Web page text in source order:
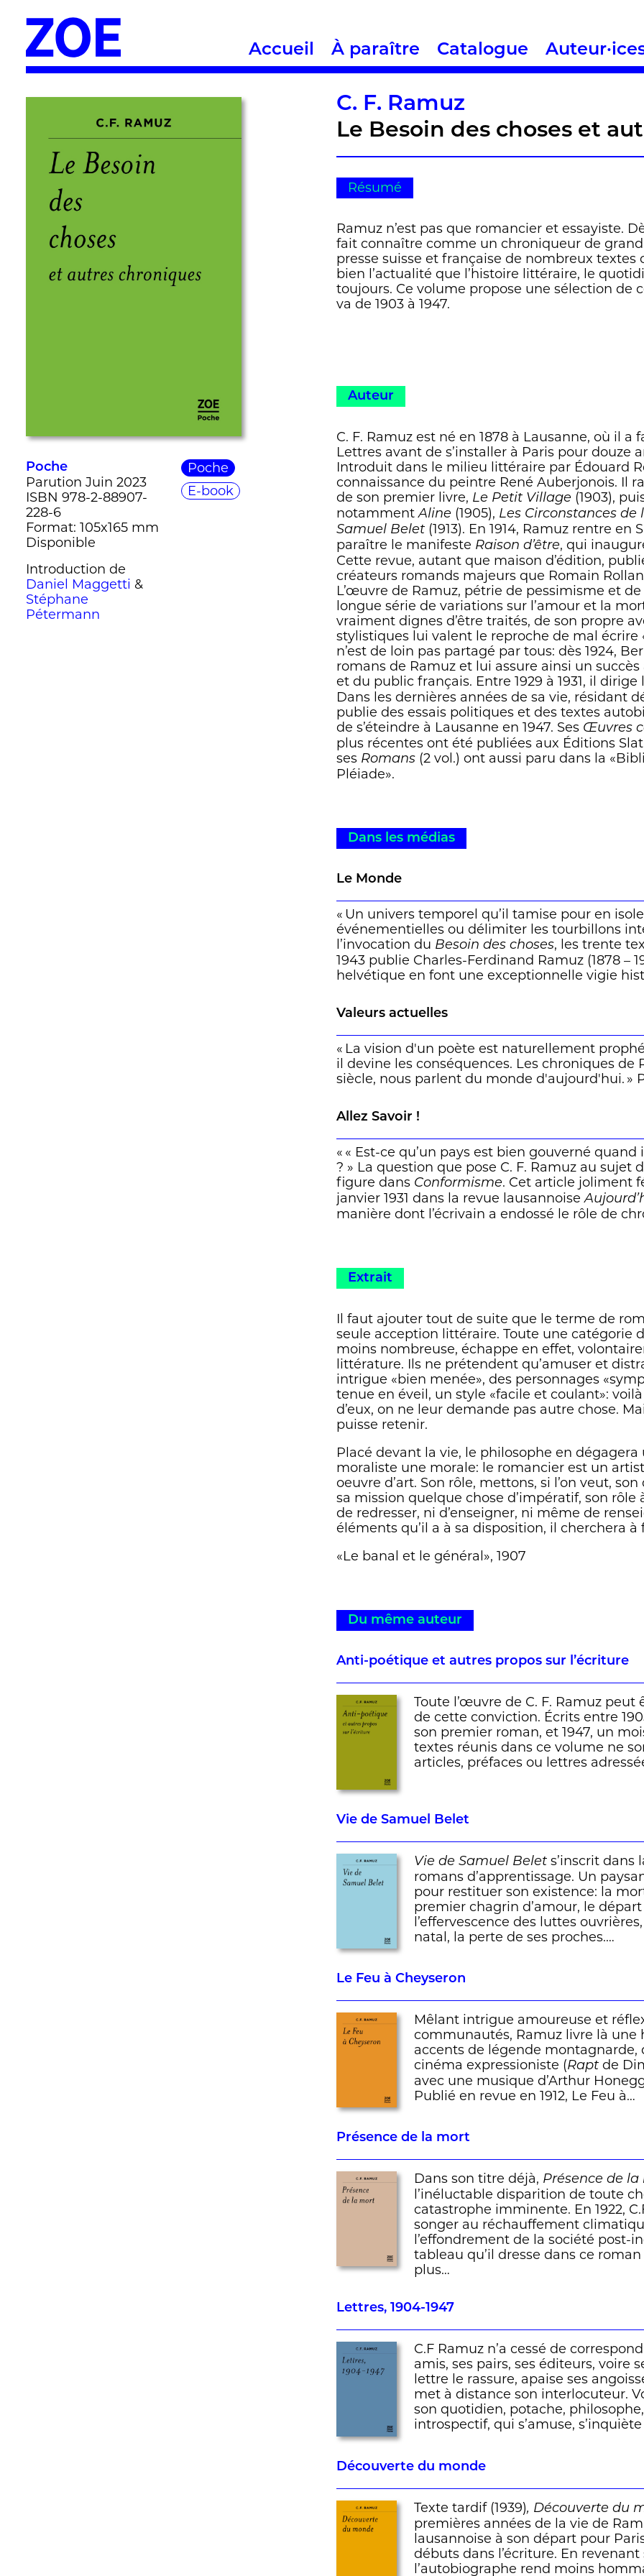
Accueil À paraître Catalogue
Poche
Parution Juin 2023
ISBN 978-2-88907-
228-6
Format: 105x165 mm
Disponible
Introduction de
Daniel Maggetti &
Stéphane
Pétermann
Poche
E-book
C. F. Ramuz
Le Besoin des choses et
Résumé
Ramuz n’est pas que romancier et essayiste.
fait connaître comme un chroniqueur de
presse suisse et française de nombreux textes
bien l’actualité que l’histoire littéraire, le
toujours. Ce volume propose une sélection de
va de 1903 à 1947.
Auteur
C. F. Ramuz est né en 1878 à Lausanne, où il a
Lettres avant de s’installer à Paris pour douze
Introduit dans le milieu littéraire par Édouard
connaissance du peintre René Auberjonois. Il
de son premier livre, Le Petit Village (1903),
notammentAline (1905), Les Circonstances de
Samuel Belet (1913). En 1914, Ramuz rentre
paraître le manifeste Raison d’être, qui
Cette revue, autant que maison d’édition,
créateurs romands majeurs que Romain
L’œuvre de Ramuz, pétrie de pessimisme et
longue série de variations sur l’amour et la
vraiment dignes d’être traités, de son propre
stylistiques lui valent le reproche de mal écrire
n’est de loin pas partagé par tous: dès 1924,
romans de Ramuz et lui assure ainsi un
et du public français. Entre 1929 à 1931, il
Dans les dernières années de sa vie, résidant
publie des essais politiques et des textes
de s’éteindre à Lausanne en 1947. Ses Œuvres
plus récentes ont été publiées aux Éditions
ses Romans (2 vol.) ont aussi paru dans la
Pléiade».
Dans les médias
Le Monde
« Un univers temporel qu’il tamise pour en
événementielles ou délimiter les tourbillons
l’invocation du Besoin des choses, les trente
1943 publie Charles-Ferdinand Ramuz (1878 –
helvétique en font une exceptionnelle vigie
Retranché dans son nid-de-pie suisse, une
encoconné dans sa neutralité, qu’il juge avec
milieu de tout, mais en même temps en
amené, par sa scrutation de l’actualité, à une
méthodique rend encore plus implacable. (…)
pathogène, une science bien incapable, à
d’assouvir son besoin de vérité. Ramuz,
unique objet qui emblématise sa vision, telle
son urbanisation aberrante, ou l’or, « matière-
analyse puissante. Le déclenchement de la
mondiale le conduit à réaffirmer sa foi dans les
et respectueux entre l’homme et la richesse
Aux parages d’un Jünger ou d'un Bernanos, le
Valeurs actuelles
« La vision d'un poète est naturellement
il devine les conséquences. Les chroniques de
siècle, nous parlent du monde d'aujourd'hui. »
Allez Savoir !
« « Est-ce qu’un pays est bien gouverné
? » La question que pose C. F. Ramuz au sujet
figure dans Conformisme. Cet article joliment
janvier 1931 dans la revue lausannoise
manière dont l’écrivain a endossé le rôle de
entretenait avec l’actualité. » David Spring
Extrait
Il faut ajouter tout de suite que le terme de
seule acception littéraire. Toute une catégorie
moins nombreuse, échappe en effet,
littérature. Ils ne prétendent qu’amuser et
intrigue «bien menée», des personnages
tenue en éveil, un style «facile et coulant»:
d’eux, on ne leur demande pas autre chose.
puisse retenir.
Placé devant la vie, le philosophe en dégagera
moraliste une morale: le romancier est un
oeuvre d’art. Son rôle, mettons, si l’on veut,
sa mission quelque chose d’impératif, son rôle
de redresser, ni d’enseigner, ni même de
éléments qu’il a à sa disposition, il cherchera à
«Le banal et le général», 1907
Du même auteur
Anti-poétique et autres propos sur l’écriture
Toute l’œuvre de C. F. Ramuz peut
de cette conviction. Écrits entre
son premier roman, et 1947, un
textes réunis dans ce volume ne
articles, préfaces ou lettres
Vie de Samuel Belet
Vie de Samuel Belet s’inscrit dans
romans d’apprentissage. Un
pour restituer son existence: la
premier chagrin d’amour, le
l’effervescence des luttes
natal, la perte de ses proches.…
Le Feu à Cheyseron
Mêlant intrigue amoureuse et
communautés, Ramuz livre là une
accents de légende montagnarde,
cinéma expressioniste (Rapt de
avec une musique d’Arthur
Publié en revue en 1912, Le Feu à…
Présence de la mort
Dans son titre déjà, Présence de la
l’inéluctable disparition de toute
catastrophe imminente. En 1922,
songer au réchauffement
l’effondrement de la société post-
tableau qu’il dresse dans ce
plus…
Lettres, 1904-1947
C.F Ramuz n’a cessé de
amis, ses pairs, ses éditeurs, voire
lettre le rassure, apaise ses
met à distance son interlocuteur.
son quotidien, potache,
introspectif, qui s’amuse,
Découverte du monde
Texte tardif (1939), Découverte du
premières années de la vie de
lausannoise à son départ pour
débuts dans l’écriture. En
l’autobiographe rend moins